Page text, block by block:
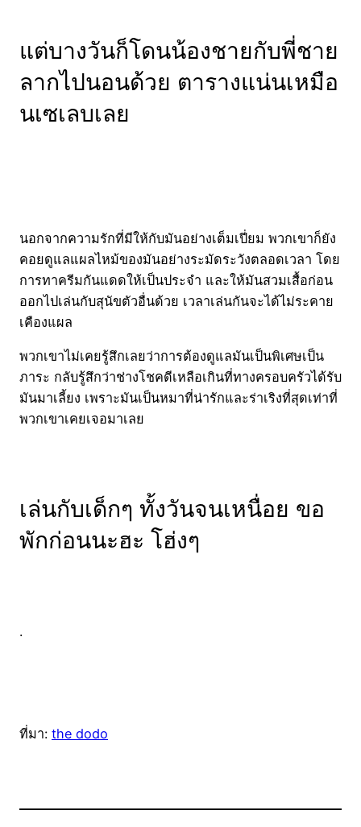
แต่บางวันก็โดนน้องชายกับพี่ชาย
ลากไปนอนด้วย ตารางแน่นเหมือ
นเซเลบเลย
นอกจากความรักที่มีให้กับมันอย่างเต็มเปี่ยม พวกเขาก็ยัง
คอยดูแลแผลไหม้ของมันอย่างระมัดระวังตลอดเวลา โดย
การทาครีมกันแดดให้เป็นประจำ และให้มันสวมเสื้อก่อน
ออกไปเล่นกับสุนัขตัวอื่นด้วย เวลาเล่นกันจะได้ไม่ระคาย
เคืองแผล
พวกเขาไม่เคยรู้สึกเลยว่าการต้องดูแลมันเป็นพิเศษเป็น
ภาระ กลับรู้สึกว่าช่างโชคดีเหลือเกินที่ทางครอบครัวได้รับ
มันมาเลี้ยง เพราะมันเป็นหมาที่น่ารักและร่าเริงที่สุดเท่าที่
พวกเขาเคยเจอมาเลย
เล่นกับเด็กๆ ทั้งวันจนเหนื่อย ขอ
พักก่อนนะฮะ โฮ่งๆ
.
ที่มา: the dodo